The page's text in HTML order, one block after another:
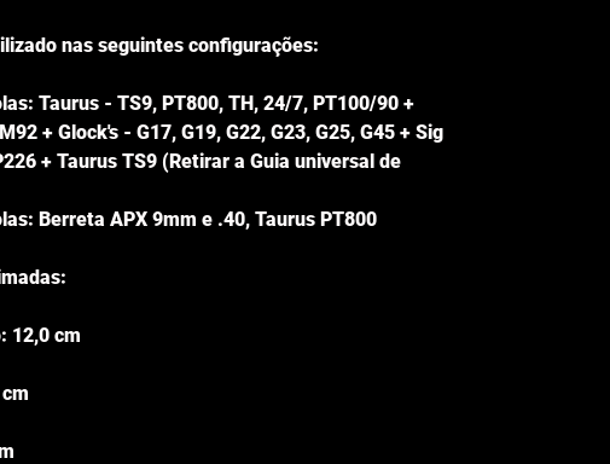
nas seguintes configurações:
Taurus - TS9, PT800, TH, 24/7, PT100/90 +
+ Glock's - G17, G19, G22, G23, G25, G45 + Sig
+ Taurus TS9 (Retirar a Guia universal de
Berreta APX 9mm e .40, Taurus PT800
12,0 cm